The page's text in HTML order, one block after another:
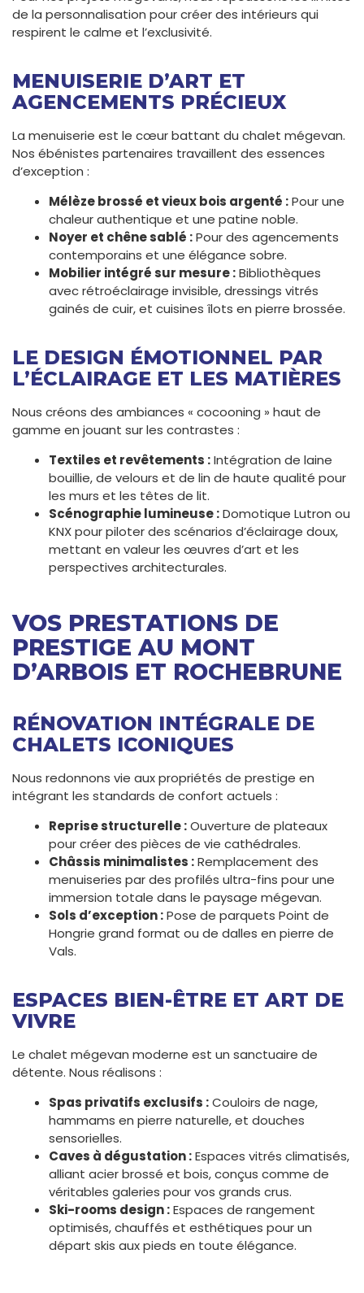
de la personnalisation pour créer des intérieurs qui
respirent le calme et l’exclusivité.
MENUISERIE D’ART ET
AGENCEMENTS PRÉCIEUX
La menuiserie est le cœur battant du chalet mégevan.
Nos ébénistes partenaires travaillent des essences
d’exception :
Mélèze brossé et vieux bois argenté :Pour une
chaleur authentique et une patine noble.
Noyer et chêne sablé :Pour des agencements
contemporains et une élégance sobre.
Mobilier intégré sur mesure :Bibliothèques
avec rétroéclairage invisible, dressings vitrés
gainés de cuir, et cuisines îlots en pierre brossée.
LE DESIGN ÉMOTIONNEL PAR
L’ÉCLAIRAGE ET LES MATIÈRES
Nous créons des ambiances « cocooning » haut de
gamme en jouant sur les contrastes :
Textiles et revêtements :Intégration de laine
bouillie, de velours et de lin de haute qualité pour
les murs et les têtes de lit.
Scénographie lumineuse :Domotique Lutron ou
KNX pour piloter des scénarios d’éclairage doux,
mettant en valeur les œuvres d’art et les
perspectives architecturales.
VOS PRESTATIONS DE
PRESTIGE AU MONT
D’ARBOIS ET ROCHEBRUNE
RÉNOVATION INTÉGRALE DE
CHALETS ICONIQUES
Nous redonnons vie aux propriétés de prestige en
intégrant les standards de confort actuels :
Reprise structurelle :Ouverture de plateaux
pour créer des pièces de vie cathédrales.
Châssis minimalistes :Remplacement des
menuiseries par des profilés ultra-fins pour une
immersion totale dans le paysage mégevan.
Sols d’exception :Pose de parquets Point de
Hongrie grand format ou de dalles en pierre de
Vals.
ESPACES BIEN-ÊTRE ET ART DE
VIVRE
Le chalet mégevan moderne est un sanctuaire de
détente. Nous réalisons :
Spas privatifs exclusifs :Couloirs de nage,
hammams en pierre naturelle, et douches
sensorielles.
Caves à dégustation :Espaces vitrés climatisés,
alliant acier brossé et bois, conçus comme de
véritables galeries pour vos grands crus.
Ski-rooms design :Espaces de rangement
optimisés, chauffés et esthétiques pour un
départ skis aux pieds en toute élégance.